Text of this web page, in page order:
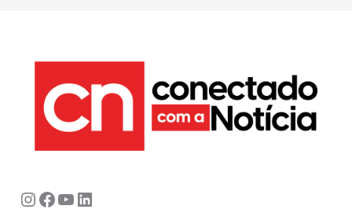
Instagram
Facebook
Youtube
LinkedIn